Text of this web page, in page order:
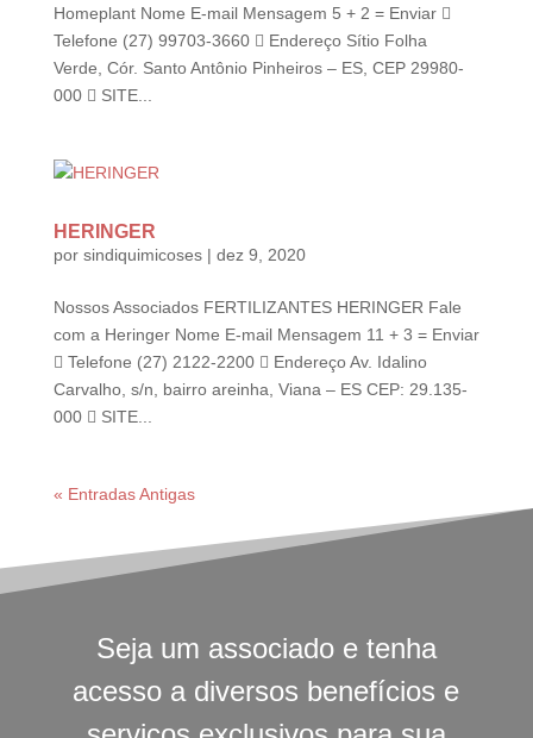
Homeplant Nome E-mail Mensagem 5 + 2 = Enviar 
Telefone (27) 99703-3660  Endereço Sítio Folha
Verde, Cór. Santo Antônio Pinheiros – ES, CEP 29980-
000  SITE...
HERINGER
por sindiquimicoses| dez 9, 2020
Nossos Associados FERTILIZANTES HERINGER Fale
com a Heringer Nome E-mail Mensagem 11 + 3 = Enviar
 Telefone (27) 2122-2200  Endereço Av. Idalino
Carvalho, s/n, bairro areinha, Viana – ES CEP: 29.135-
000  SITE...
« Entradas Antigas
Seja um associado e tenha
acesso a diversos benefícios e